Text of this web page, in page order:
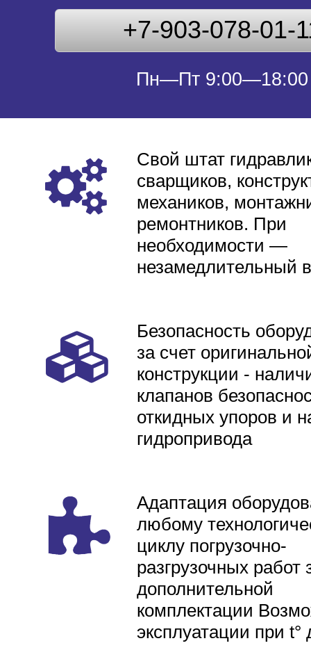
+7-903-078-01-
Пн—Пт 9:00—18:00
Свой штат
сварщиков,
механиков,
ремонтников. При
необходимости —
незамедлительный
Безопасность
за счет
конструкции -
клапанов
откидных упоров и
гидропривода
Адаптация
любому
циклу погрузочно-
разгрузочных работ
дополнительной
комплектации
эксплуатации при t°